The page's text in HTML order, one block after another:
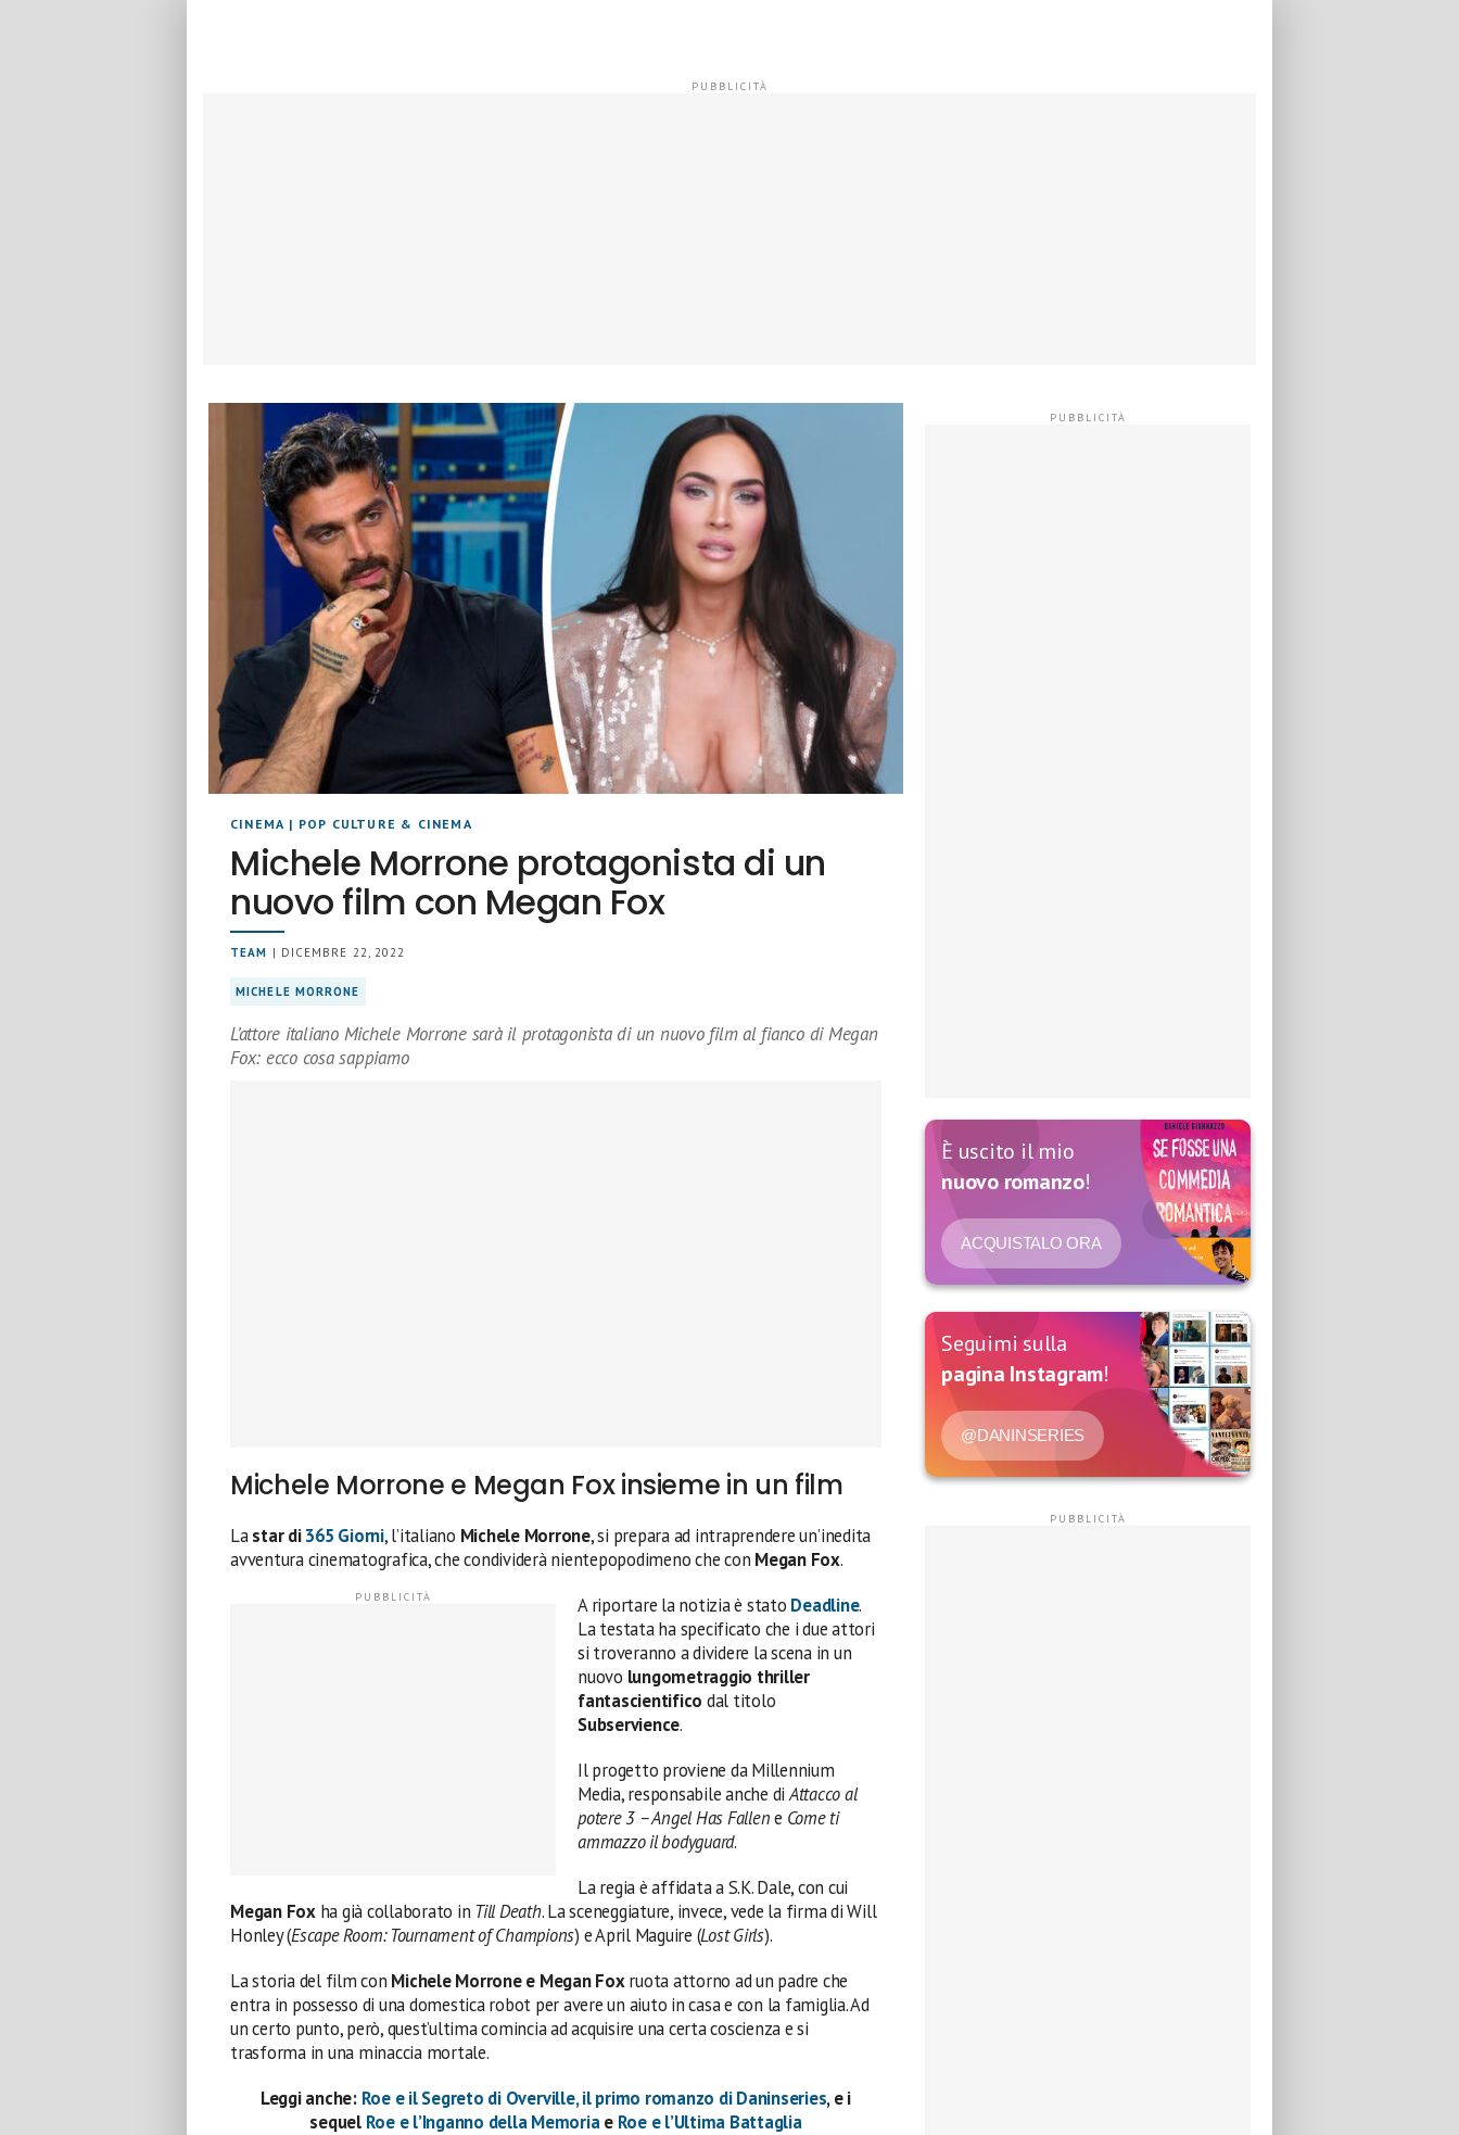
CINEMA | POP CULTURE & CINEMA
Michele Morrone protagonista di un
nuovo film con Megan Fox
TEAM | DICEMBRE 22, 2022
MICHELE MORRONE
L’attore italiano Michele Morrone sarà il protagonista di un nuovo film al fianco di Megan
Fox: ecco cosa sappiamo
Michele Morrone e Megan Fox insieme in un film
Lastar di365 Giorni, l’italiano Michele Morrone, si prepara ad intraprendere un’inedita
avventura cinematografica, che condividerà nientepopodimeno che con Megan Fox.
A riportare la notizia è stato Deadline.
La testata ha specificato che i due attori
si troveranno a dividere la scena in un
nuovo lungometraggio thriller
fantascientifico dal titolo
Subservience.
Il progetto proviene da Millennium
Media, responsabile anche diAttacco al
potere 3 – Angel Has Fallene Come ti
ammazzo il bodyguard.
La regia è affidata a S.K. Dale, con cui
Megan Foxha già collaborato in Till Death. La sceneggiature, invece, vede la firma di Will
Honley (Escape Room: Tournament of Champions) e April Maguire (Lost Girls).
La storia del film con Michele Morrone e Megan Foxruota attorno ad un padre che
entra in possesso di una domestica robot per avere un aiuto in casa e con la famiglia. Ad
un certo punto, però, quest’ultima comincia ad acquisire una certa coscienza e si
trasforma in una minaccia mortale.
Leggi anche: Roe e il Segreto di Overville, il primo romanzo di Daninseries, e i
sequel Roe e l’Inganno della Memoriae Roe e l’Ultima Battaglia
È uscito il mio
nuovo romanzo!
ACQUISTALO ORA
Seguimi sulla
pagina Instagram!
@DANINSERIES